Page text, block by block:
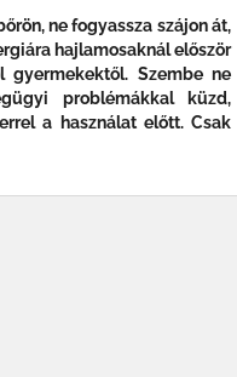
ne fogyassza szájon át,
hajlamosaknál először
gyermekektől. Szembe ne
problémákkal küzd,
a használat előtt. Csak